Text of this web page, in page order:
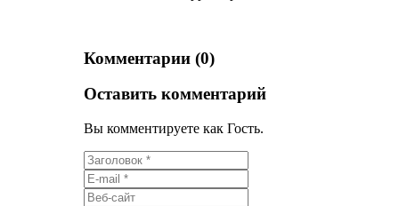
Комментарии (0)
Оставить комментарий
Вы комментируете как Гость.